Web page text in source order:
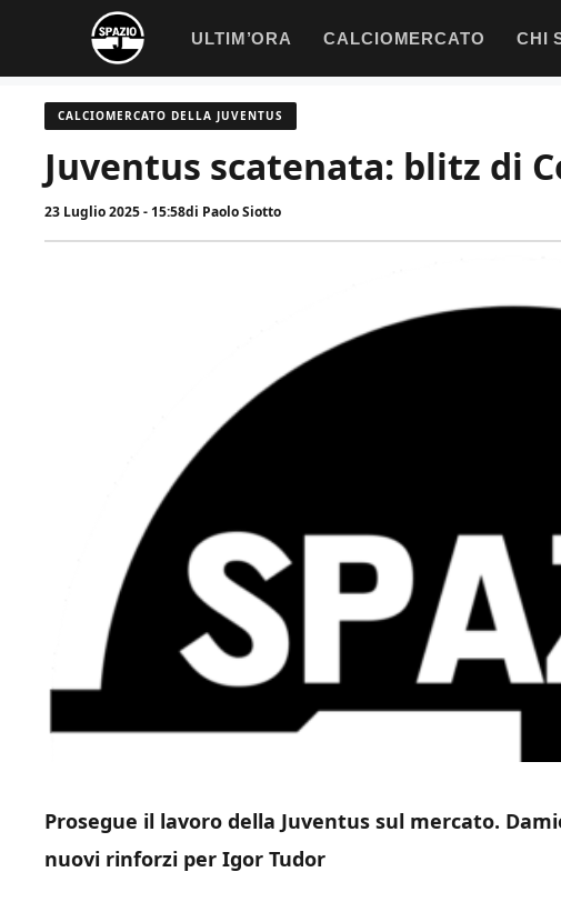
contenuto
ULTIM’ORA CALCIOMERCATO CHI
CALCIOMERCATO DELLA JUVENTUS
Juventus scatenata: blitz di
23 Luglio 2025 - 15:58di Paolo Siotto
Prosegue il lavoro della Juventus sul mercato.
nuovi rinforzi per Igor Tudor